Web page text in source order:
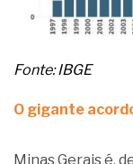
Fonte: IBGE
O gigante
Minas Gerais é,